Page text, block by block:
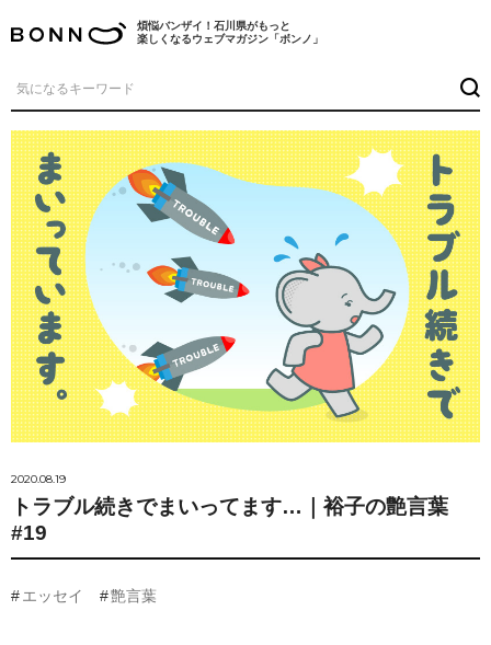
煩悩バンザイ！石川県がもっと
楽しくなるウェブマガジン「ボンノ」
2020.08.19
トラブル続きでまいってます…｜裕子の艶言葉
#19
エッセイ 艶言葉